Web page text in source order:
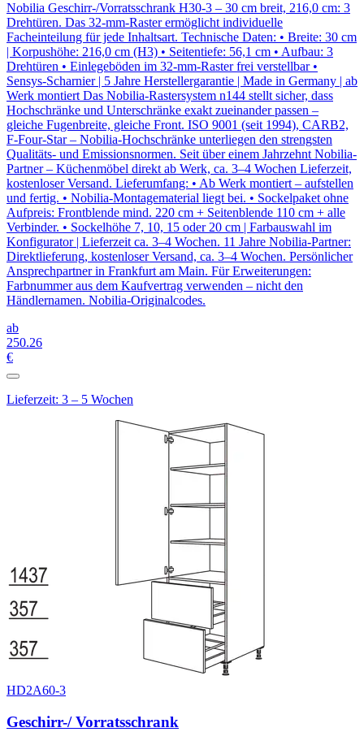
Nobilia Geschirr-/Vorratsschrank H30-3 – 30 cm breit, 216,0 cm: 3
Drehtüren. Das 32-mm-Raster ermöglicht individuelle
Facheinteilung für jede Inhaltsart. Technische Daten: • Breite: 30 cm
| Korpushöhe: 216,0 cm (H3) • Seitentiefe: 56,1 cm • Aufbau: 3
Drehtüren • Einlegeböden im 32-mm-Raster frei verstellbar •
Sensys-Scharnier | 5 Jahre Herstellergarantie | Made in Germany | ab
Werk montiert Das Nobilia-Rastersystem n144 stellt sicher, dass
Hochschränke und Unterschränke exakt zueinander passen –
gleiche Fugenbreite, gleiche Front. ISO 9001 (seit 1994), CARB2,
F-Four-Star – Nobilia-Hochschränke unterliegen den strengsten
Qualitäts- und Emissionsnormen. Seit über einem Jahrzehnt Nobilia-
Partner – Küchenmöbel direkt ab Werk, ca. 3–4 Wochen Lieferzeit,
kostenloser Versand. Lieferumfang: • Ab Werk montiert – aufstellen
und fertig. • Nobilia-Montagematerial liegt bei. • Sockelpaket ohne
Aufpreis: Frontblende mind. 220 cm + Seitenblende 110 cm + alle
Verbinder. • Sockelhöhe 7, 10, 15 oder 20 cm | Farbauswahl im
Konfigurator | Lieferzeit ca. 3–4 Wochen. 11 Jahre Nobilia-Partner:
Direktlieferung, kostenloser Versand, ca. 3–4 Wochen. Persönlicher
Ansprechpartner in Frankfurt am Main. Für Erweiterungen:
Farbnummer aus dem Kaufvertrag verwenden – nicht den
Händlernamen. Nobilia-Originalcodes.
ab
250.26
€
Lieferzeit: 3 – 5 Wochen
HD2A60-3
Geschirr-/ Vorratsschrank